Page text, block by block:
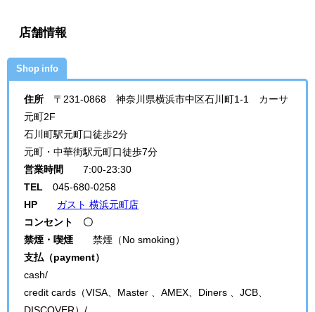
店舗情報
Shop info
住所 〒231-0868 神奈川県横浜市中区石川町1-1 カーサ
元町2F
石川町駅元町口徒歩2分
元町・中華街駅元町口徒歩7分
営業時間
7:00-23:30
TEL 045-680-0258
HP
ガスト 横浜元町店
コンセント 〇
禁煙・喫煙 禁煙（No smoking）
支払（payment）
cash/
credit cards（VISA、Master 、AMEX、Diners 、JCB、
DISCOVER）/